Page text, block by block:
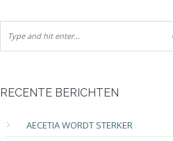
RECENTE BERICHTEN
AECETIA WORDT STERKER